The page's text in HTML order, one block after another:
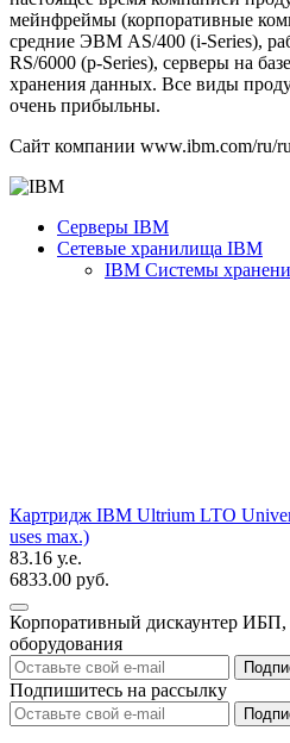
мейнфреймы (корпоративные
средние ЭВМ AS/400 (i-Series),
RS/6000 (p-Series), серверы на
хранения данных. Все виды
очень прибыльны.
Сайт компании www.ibm.com/ru/
Серверы IBM
Сетевые хранилища IBM
IBM Системы
Картридж IBM Ultrium LTO
uses max.)
83.16 у.е.
6833.00 руб.
Корпоративный дискаунтер ИБП,
оборудования
Подпишитесь на рассылку